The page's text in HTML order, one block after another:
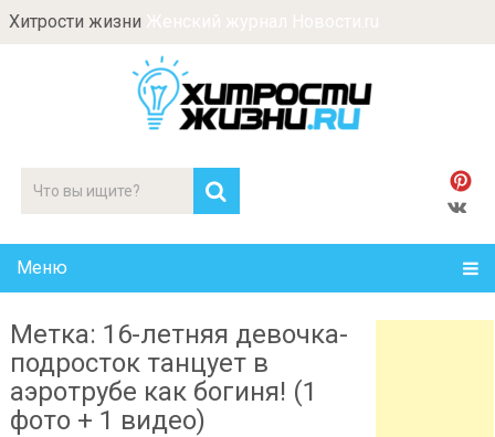
Хитрости жизни
Меню
Метка: 16-летняя девочка-
подросток танцует в
аэротрубе как богиня! (1
фото + 1 видео)